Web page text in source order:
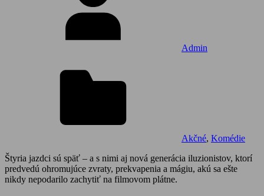
Admin
Akčné, Komédie
Štyria jazdci sú späť – a s nimi aj nová generácia iluzionistov, ktorí
predvedú ohromujúce zvraty, prekvapenia a mágiu, akú sa ešte
nikdy nepodarilo zachytiť na filmovom plátne.